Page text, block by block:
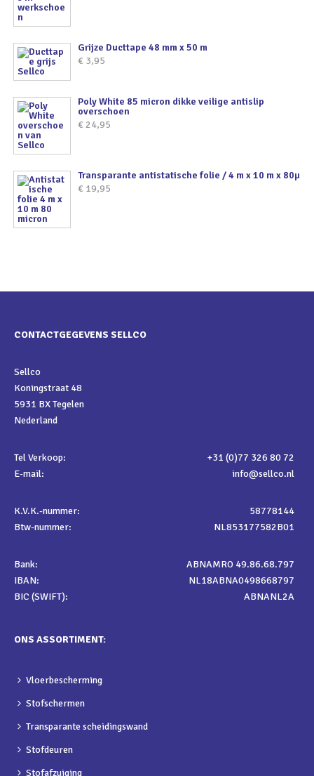
Grijze Ducttape 48 mm x 50 m
€ 3,95
Poly White 85 micron dikke veilige antislip
overschoen
€ 24,95
Transparante antistatische folie / 4 m x 10 m x 80µ
€ 19,95
CONTACTGEGEVENS SELLCO
Sellco
Koningstraat 48
5931 BX Tegelen
Nederland
Tel Verkoop:
+31 (0)77 326 80 72
E-mail:
info@sellco.nl
K.V.K.-nummer:
58778144
Btw-nummer:
NL853177582B01
Bank:
ABNAMRO 49.86.68.797
IBAN:
NL18ABNA0498668797
BIC (SWIFT):
ABNANL2A
ONS ASSORTIMENT:
Vloerbescherming
Stofschermen
Transparante scheidingswand
Stofdeuren
Stofafzuiging